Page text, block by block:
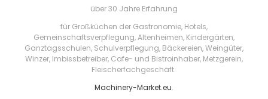
über 30 Jahre Erfahrung
für Großküchen der Gastronomie, Hotels,
Gemeinschaftsverpflegung, Altenheimen, Kindergärten,
Ganztagsschulen, Schulverpflegung, Bäckereien, Weingüter,
Winzer, Imbissbetreiber, Cafe- und Bistroinhaber, Metzgerein,
Fleischerfachgeschäft.
Machinery-Market.eu.